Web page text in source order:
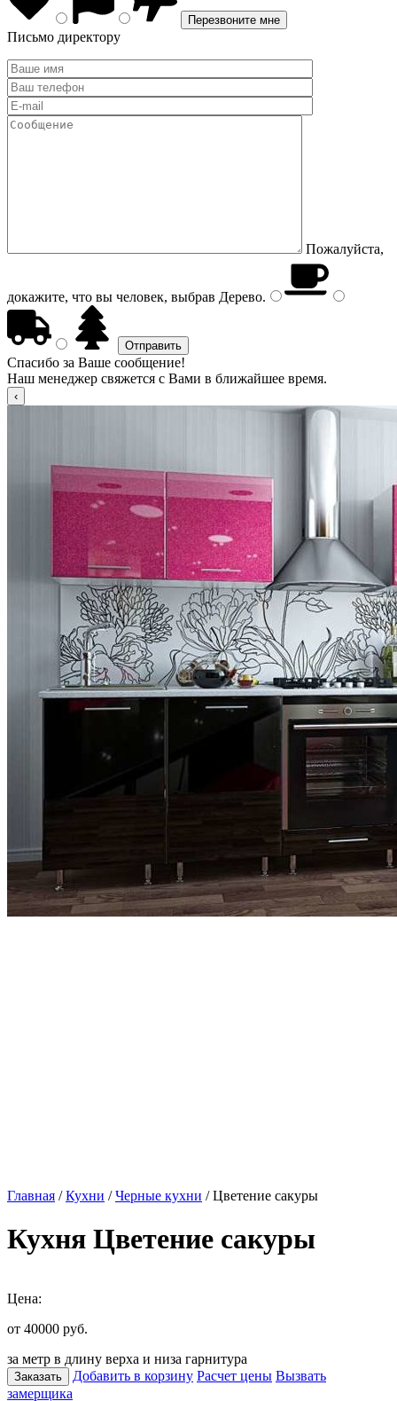
Письмо директору
Пожалуйста,
докажите, что вы человек, выбрав Дерево.
Спасибо за Ваше сообщение!
Наш менеджер свяжется с Вами в ближайшее время.
Главная /Кухни /Черные кухни / Цветение сакуры
Кухня Цветение сакуры
Цена:
от 40000 руб.
за метр в длину верха и низа гарнитура
Заказать Добавить в корзину Расчет цены Вызвать
замерщика